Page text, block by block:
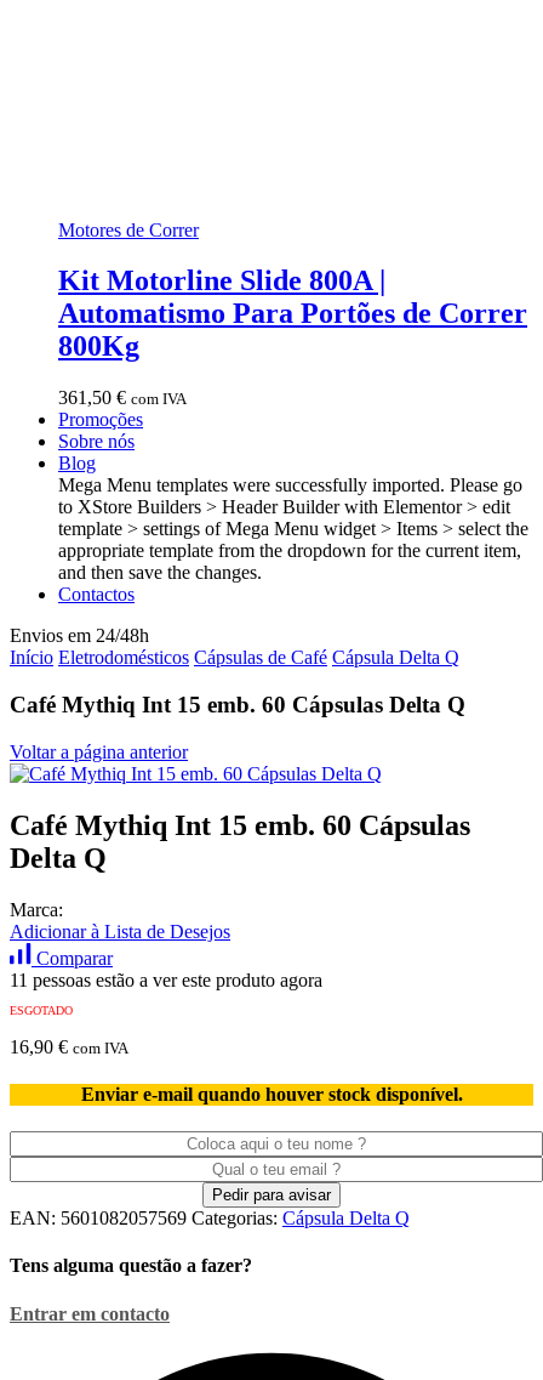
Motores de Correr
Kit Motorline Slide 800A |
Automatismo Para Portões de Correr
800Kg
361,50 € com IVA
Promoções
Sobre nós
Blog
Mega Menu templates were successfully imported. Please go
to XStore Builders > Header Builder with Elementor > edit
template > settings of Mega Menu widget > Items > select the
appropriate template from the dropdown for the current item,
and then save the changes.
Contactos
Envios em 24/48h
Início Eletrodomésticos Cápsulas de Café Cápsula Delta Q
Café Mythiq Int 15 emb. 60 Cápsulas Delta Q
Voltar a página anterior
Café Mythiq Int 15 emb. 60 Cápsulas
Delta Q
Marca:
Adicionar à Lista de Desejos
Comparar
11 pessoas estão a ver este produto agora
ESGOTADO
16,90 € com IVA
Enviar e-mail quando houver stock disponível.
EAN: 5601082057569 Categorias: Cápsula Delta Q
Tens alguma questão a fazer?
Entrar em contacto